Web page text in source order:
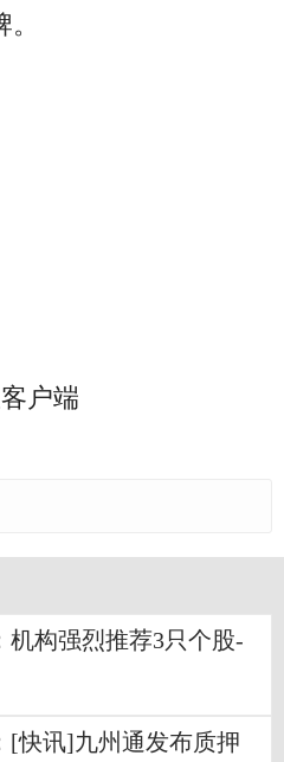
户端
机构强烈推荐3只个股-
[快讯]九州通发布质押